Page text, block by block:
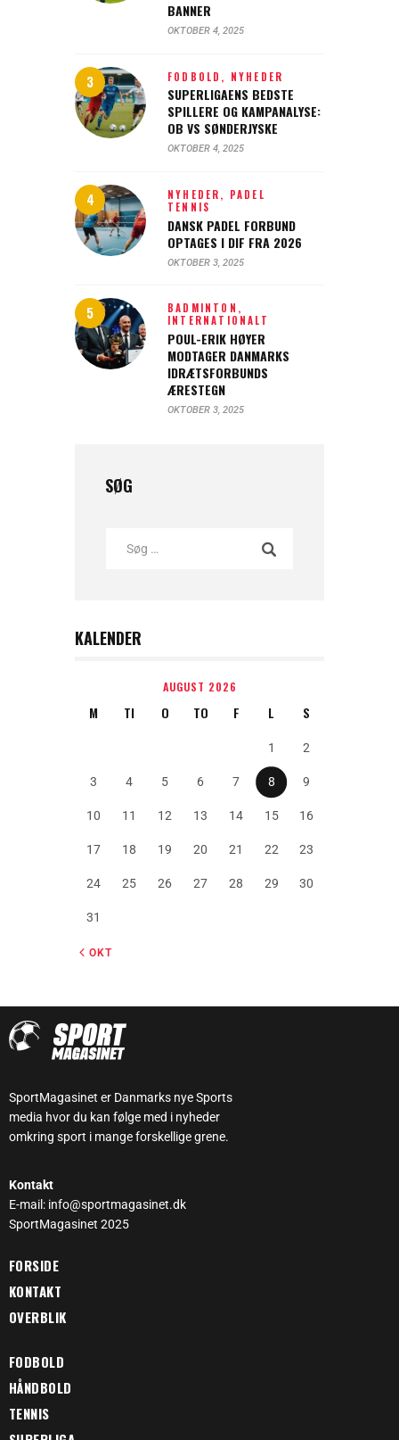
BANNER
OKTOBER 4, 2025
FODBOLD, NYHEDER
SUPERLIGAENS BEDSTE
SPILLERE OG KAMPANALYSE:
OB VS SØNDERJYSKE
OKTOBER 4, 2025
NYHEDER, PADEL
TENNIS
DANSK PADEL FORBUND
OPTAGES I DIF FRA 2026
OKTOBER 3, 2025
BADMINTON,
INTERNATIONALT
POUL-ERIK HØYER
MODTAGER DANMARKS
IDRÆTSFORBUNDS
ÆRESTEGN
OKTOBER 3, 2025
SØG
KALENDER
AUGUST 2026
M TI O TO F L S
1 2
3 4 5 6 7 8 9
10 11 12 13 14 15 16
17 18 19 20 21 22 23
24 25 26 27 28 29 30
31
« OKT
SportMagasinet er Danmarks nye Sports
media hvor du kan følge med i nyheder
omkring sport i mange forskellige grene.
Kontakt
E-mail: info@sportmagasinet.dk
SportMagasinet 2025
FORSIDE
KONTAKT
OVERBLIK
FODBOLD
HÅNDBOLD
TENNIS